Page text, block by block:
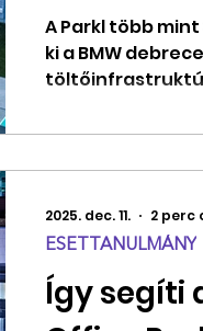
jármű-
A Parkl több
ki a BMW
Így segíti
ESETTANULMÁNY
2025. dec. 11. 2 perc